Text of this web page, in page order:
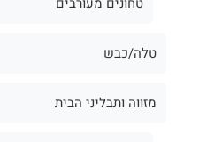
טלה/כבש
מזווה ותבליני הבית